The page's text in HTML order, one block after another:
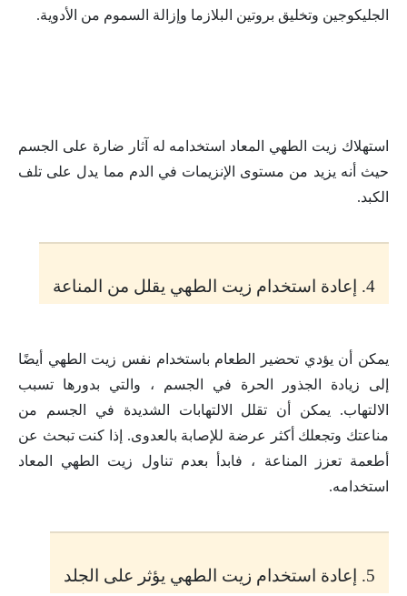
الجليكوجين وتخليق بروتين البلازما وإزالة السموم من الأدوية.
استهلاك زيت الطهي المعاد استخدامه له آثار ضارة على الجسم
حيث أنه يزيد من مستوى الإنزيمات في الدم مما يدل على تلف
الكبد.
4. إعادة استخدام زيت الطهي يقلل من المناعة
يمكن أن يؤدي تحضير الطعام باستخدام نفس زيت الطهي أيضًا
إلى زيادة الجذور الحرة في الجسم ، والتي بدورها تسبب
الالتهاب. يمكن أن تقلل الالتهابات الشديدة في الجسم من
مناعتك وتجعلك أكثر عرضة للإصابة بالعدوى. إذا كنت تبحث عن
أطعمة تعزز المناعة ، فابدأ بعدم تناول زيت الطهي المعاد
استخدامه.
5. إعادة استخدام زيت الطهي يؤثر على الجلد